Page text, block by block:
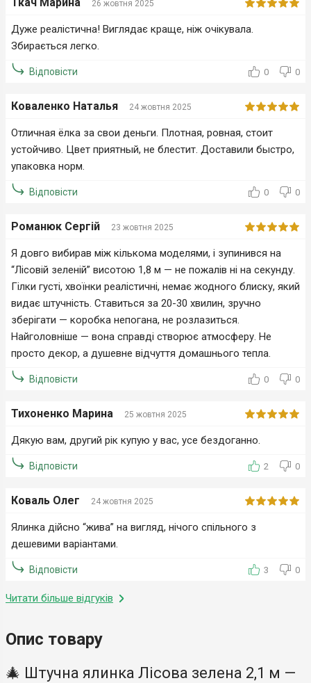
26 жовтня 2025
Дуже реалістична! Виглядає краще, ніж очікувала.
Збирається легко.
Відповісти 0 0
Коваленко Наталья 24 жовтня 2025
Отличная ёлка за свои деньги. Плотная, ровная, стоит
устойчиво. Цвет приятный, не блестит. Доставили быстро,
упаковка норм.
Відповісти 0 0
Романюк Сергій 23 жовтня 2025
Я довго вибирав між кількома моделями, і зупинився на
“Лісовій зеленій” висотою 1,8 м — не пожалів ні на секунду.
Гілки густі, хвоїнки реалістичні, немає жодного блиску, який
видає штучність. Ставиться за 20-30 хвилин, зручно
зберігати — коробка непогана, не розлазиться.
Найголовніше — вона справді створює атмосферу. Не
просто декор, а душевне відчуття домашнього тепла.
Відповісти 0 0
Тихоненко Марина 25 жовтня 2025
Дякую вам, другий рік купую у вас, усе бездоганно.
Відповісти 2 0
Коваль Олег 24 жовтня 2025
Ялинка дійсно “жива” на вигляд, нічого спільного з
дешевими варіантами.
Відповісти 3 0
Читати більше відгуків
Опис товару
🎄 Штучна ялинка Лісова зелена 2,1 м —